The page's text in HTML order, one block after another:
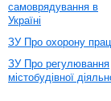
самоврядування в
Україні
ЗУ Про охорону
ЗУ Про регулювання
містобудівної